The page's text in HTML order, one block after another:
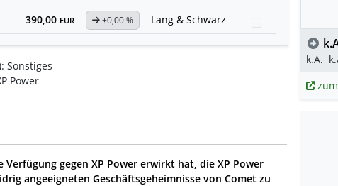
390,00 EUR ±0,00 % Lang & Schwarz
Sonstiges
Power
gegen XP Power erwirkt hat, die XP Power
angeeigneten Geschäftsgeheimnisse von Comet zu
k.A.